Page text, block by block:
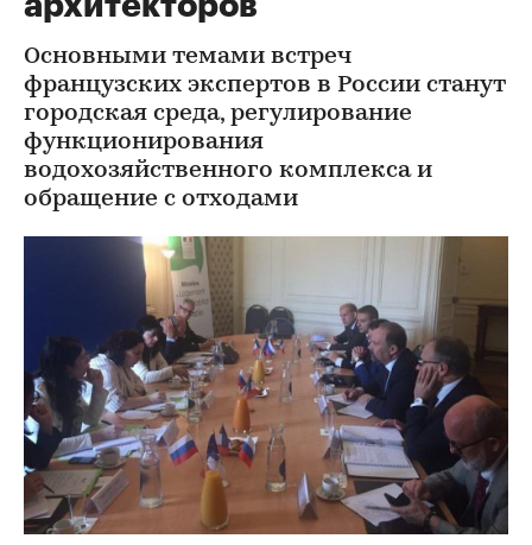
Основными темами встреч
французских экспертов в России станут
городская среда, регулирование
функционирования
водохозяйственного комплекса и
обращение с отходами